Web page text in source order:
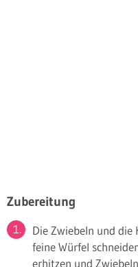
Zubereitung
Die Zwiebeln und die
feine Würfel
erhitzen und